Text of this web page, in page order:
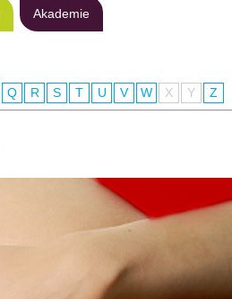
Akademie
Q R S T U V W X Y Z